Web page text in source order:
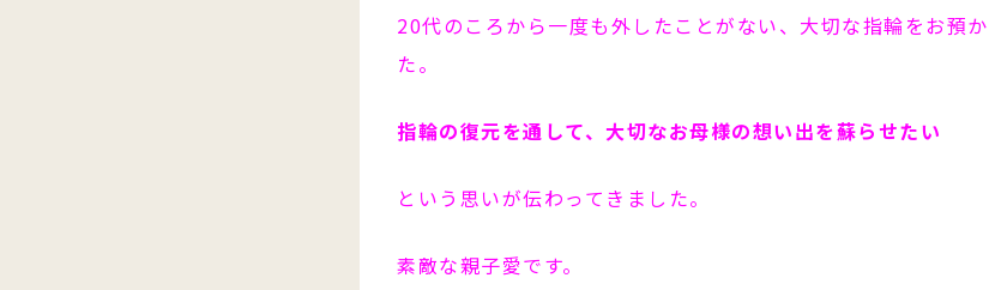
20代のころから一度も外したことがない、大切な指輪をお預
た。
指輪の復元を通して、大切なお母様の想い出を蘇らせたい
という思いが伝わってきました。
素敵な親子愛です。